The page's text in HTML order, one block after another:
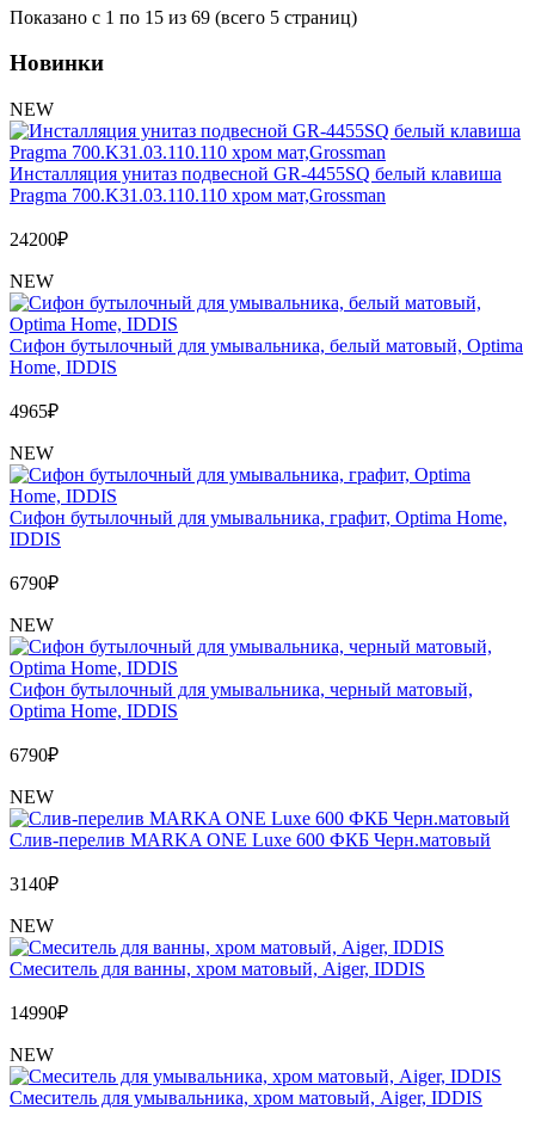
Показано с 1 по 15 из 69 (всего 5 страниц)
Новинки
NEW
Инсталляция унитаз подвесной GR-4455SQ белый клавиша
Pragma 700.K31.03.110.110 хром мат,Grossman
24200₽
NEW
Сифон бутылочный для умывальника, белый матовый, Optima
Home, IDDIS
4965₽
NEW
Сифон бутылочный для умывальника, графит, Optima Home,
IDDIS
6790₽
NEW
Сифон бутылочный для умывальника, черный матовый,
Optima Home, IDDIS
6790₽
NEW
Слив-перелив MARKA ONE Luxe 600 ФКБ Черн.матовый
3140₽
NEW
Cмеситель для ванны, хром матовый, Aiger, IDDIS
14990₽
NEW
Cмеситель для умывальника, хром матовый, Aiger, IDDIS